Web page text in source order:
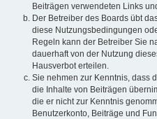
Beiträgen verwendeten Links
Der Betreiber des Boards übt
diese Nutzungsbedingungen
Regeln kann der Betreiber Sie
dauerhaft von der Nutzung
Hausverbot erteilen.
Sie nehmen zur Kenntnis, dass
die Inhalte von Beiträgen
die er nicht zur Kenntnis
Benutzerkonto, Beiträge und